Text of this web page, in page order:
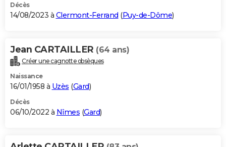
Décès
14/08/2023 à Clermont-Ferrand (Puy-de-Dôme)
Jean CARTAILLER (64 ans)
Créer une cagnotte obsèques
Naissance
16/01/1958 à Uzès (Gard)
Décès
06/10/2022 à Nîmes (Gard)